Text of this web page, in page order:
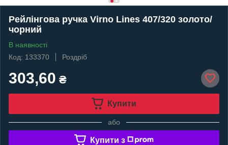
Рейлінгова ручка Virno Lines 407/320 золото/
чорний
В наявності
Код: 133370
Роздріб
303,60 ₴
Купити
або
Купити з